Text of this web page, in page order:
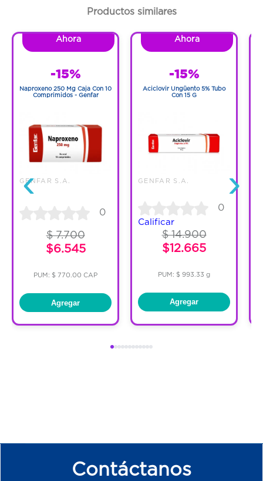
30 Tabletas
Código:324024
Productos similares
‹
Ahora
-15%
Naproxeno 250 Mg Caja Con 10
Comprimidos - Genfar
GENFAR S.A.
0
$ 7.700
$6.545
PUM: $ 770.00 CAP
Agregar
Ahora
-15%
Aciclovir Ungüento 5% Tubo
Con 15 G
GENFAR S.A.
0
Calificar
$ 14.900
$12.665
PUM: $ 993.33 g
Agregar
›
Contáctanos